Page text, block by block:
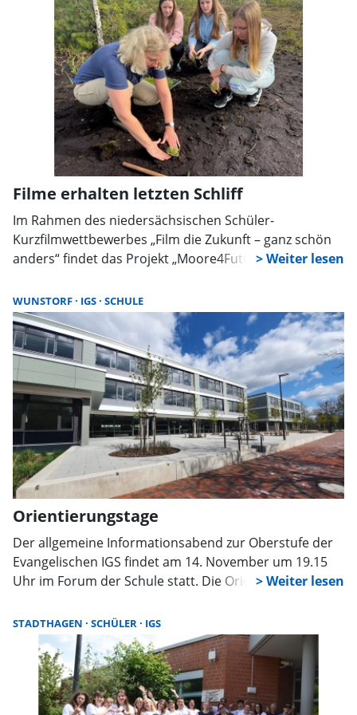
Miersch (Hildburgschule Rinteln) traten an, um ihre
Lesekünste in englischer Sprache zu präsentieren.
Filme erhalten letzten Schliff
Im Rahmen des niedersächsischen Schüler-
Kurzfilmwettbewerbes „Film die Zukunft – ganz schön
anders“ findet das Projekt „Moore4Future“ statt. Die
beteiligt.
WUNSTORF IGS SCHULE
Orientierungstage
Der allgemeine Informationsabend zur Oberstufe der
Evangelischen IGS findet am 14. November um 19.15
Uhr im Forum der Schule statt. Die Orientierungstage
November. In voraussichtlich drei Profilklassen des 11.
Jahrgangs werden die Schüler für die Dauer der
Orientierungstage neu zusammengesetzt und erleben
authentischen Oberstufenunterricht, während die
jetzigen 11. Klassen in dieser Zeit ihr Hochschul- oder
STADTHAGEN SCHÜLER IGS